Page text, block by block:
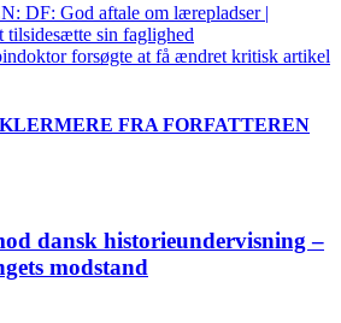
DF: God aftale om lærepladser |
tilsidesætte sin faglighed
forsøgte at få ændret kritisk artikel
MERE FRA FORFATTEREN
dansk historieundervisning –
modstand